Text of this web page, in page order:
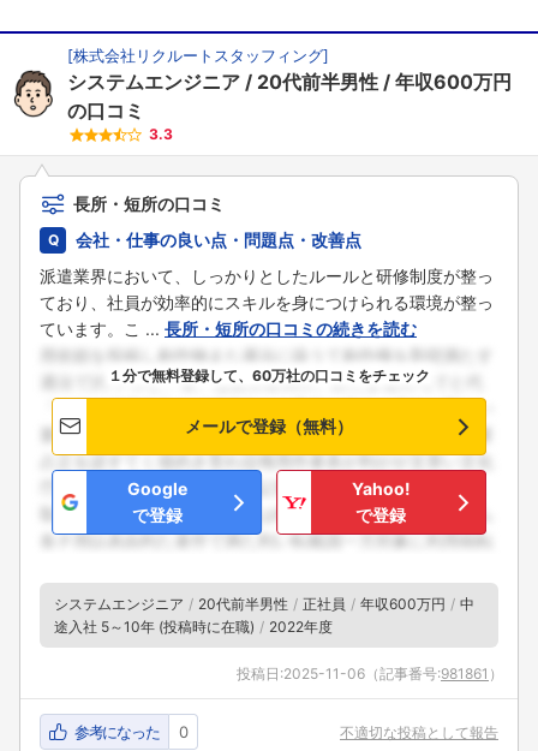
[株式会社リクルートスタッフィング]
システムエンジニア 20代前半男性
年収600万円
の口コミ
3.3
長所・短所の口コミ
会社・仕事の良い点・問題点・改善点
派遣業界において、しっかりとしたルールと研修制度が整っ
ており、社員が効率的にスキルを身につけられる環境が整っ
ています。こ ... 長所・短所の口コミの続きを読む
１分で無料登録して、60万社の口コミをチェック
メールで登録（無料）
Google
で登録
Yahoo!
で登録
システムエンジニア 20代前半男性 正社員 年収600万円
中
途入社 5～10年 (投稿時に在職)
2022年度
投稿日:2025-11-06 （記事番号:981861 ）
参考になった 0 不適切な投稿として報告